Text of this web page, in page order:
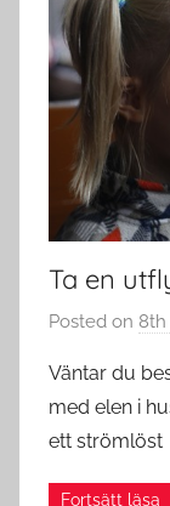
Ta en
Posted on 8th
Väntar du
med elen i
ett strömlöst